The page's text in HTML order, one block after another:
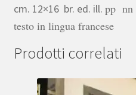
cm. 12×16 br. ed. ill. pp nn
testo in lingua francese
Prodotti correlati